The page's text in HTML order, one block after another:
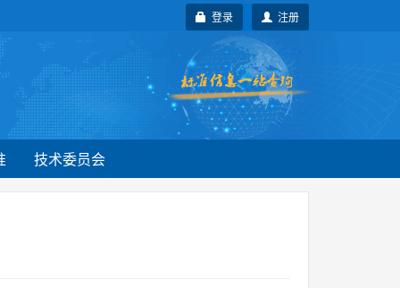
注册
登录
技术委员会